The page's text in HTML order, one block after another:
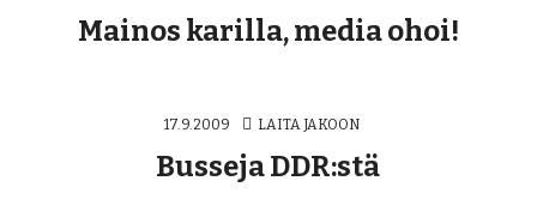
Mainos karilla, media ohoi!
17.9.2009 LAITA JAKOON
Busseja DDR:stä